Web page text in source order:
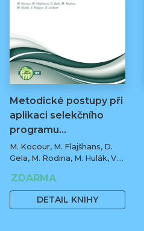
Metodické postupy při
aplikaci selekčního
programu…
M. Kocour, M. Flajšhans, D.
Gela, M. Rodina, M. Hulák, V.
ZDARMA
DETAIL KNIHY